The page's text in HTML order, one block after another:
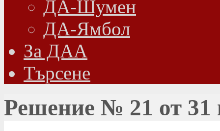
ДА-Шумен
ДА-Ямбол
Зa ДАА
Търсене
Решение № 21 от 31